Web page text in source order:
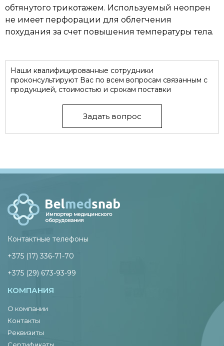
обтянутого трикотажем. Используемый неопрен
не имеет перфорации для облегчения
похудания за счет повышения температуры тела.
Наши квалифицированные сотрудники
проконсультируют Вас по всем вопросам связанным с
продукцией, стоимостью и срокам поставки
Задать вопрос
Контактные телефоны
+375 (17) 336-71-70
+375 (29) 673-93-99
КОМПАНИЯ
О компании
Контакты
Реквизиты
Сертификаты